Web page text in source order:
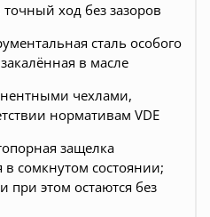
ход без зазоров
сталь особого
в масле
чехлами,
нормативам VDE
защелка
в сомкнутом состоянии;
при этом остаются без